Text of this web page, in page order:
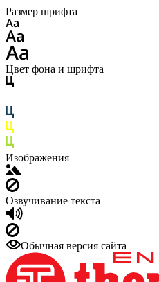
Размер шрифта
Цвет фона и шрифта
Изображения
Озвучивание текста
Обычная версия сайта